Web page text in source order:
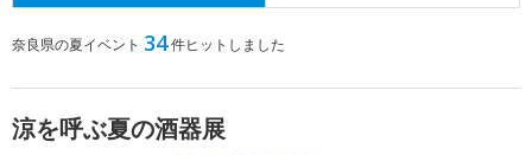
奈良県の夏イベント 34件ヒットしました
涼を呼ぶ夏の酒器展